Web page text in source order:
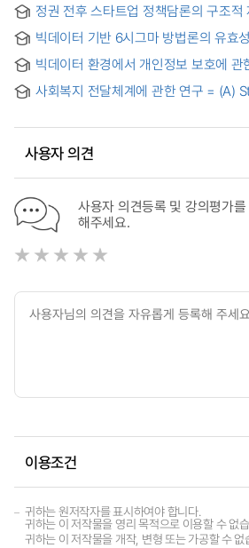
and Spatial Characteristics of Climate
Data Analysis Method: Focusing on
Implications
정권 전후 스타트업 정책담론의 구조적
Startup Policy Discourse Across
Keyword Network Analysis Based
빅데이터 기반 6시그마 방법론의 유효
Six Sigma Methodology - Focus on
빅데이터 환경에서 개인정보 보호에
information in the big data
사회복지 전달체계에 관한 연구 = (A)
사용자 의견
사용자 의견등록 및 강의평가
해주세요.
이용조건
귀하는 원저작자를 표시하여야 합니다.
귀하는 이 저작물을 영리 목적으로 이용할 수 없
귀하는 이 저작물을 개작, 변형 또는 가공할 수 없